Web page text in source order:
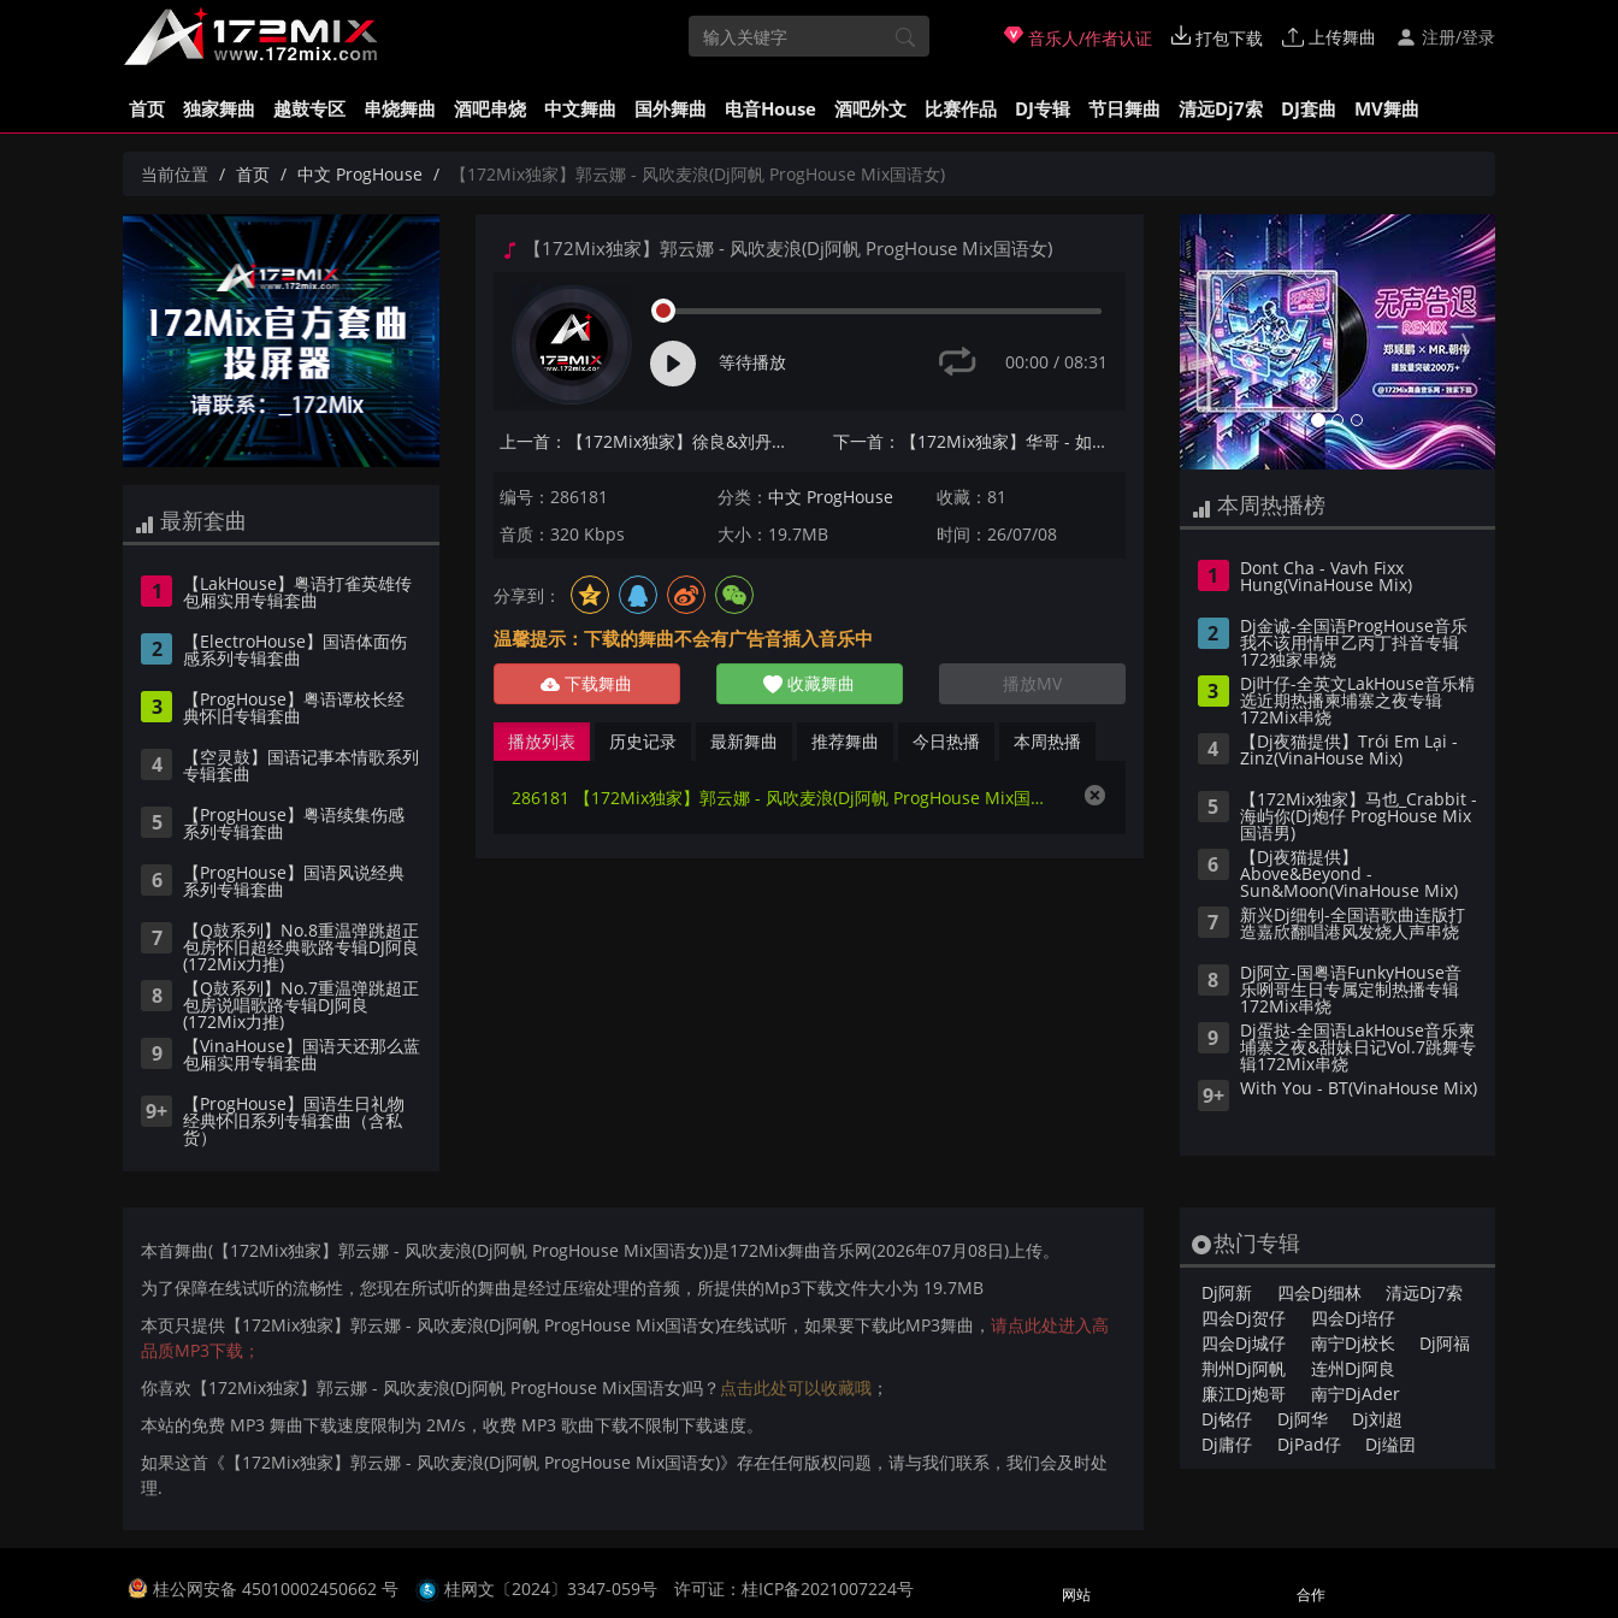
音乐人/作者认证 打包下载 上传舞曲 注册/登录
首页 独家舞曲 越鼓专区 串烧舞曲 酒吧串烧 中文舞曲 国外舞曲 电音House 酒吧外文 比赛作品 DJ专辑 节日舞曲 清远Dj7索 DJ套曲 MV舞曲
当前位置 首页 中文 ProgHouse 【172Mix独家】郭云娜 - 风吹麦浪(Dj阿帆 ProgHouse Mix国语女)
最新套曲
1 【LakHouse】粤语打雀英雄传
包厢实用专辑套曲
2 【ElectroHouse】国语体面伤
感系列专辑套曲
3 【ProgHouse】粤语谭校长经
典怀旧专辑套曲
4 【空灵鼓】国语记事本情歌系列
专辑套曲
5 【ProgHouse】粤语续集伤感
系列专辑套曲
6 【ProgHouse】国语风说经典
系列专辑套曲
7 【Q鼓系列】No.8重温弹跳超正
包房怀旧超经典歌路专辑DJ阿良
(172Mix力推)
8 【Q鼓系列】No.7重温弹跳超正
包房说唱歌路专辑DJ阿良
(172Mix力推)
9 【VinaHouse】国语天还那么蓝
包厢实用专辑套曲
9+ 【ProgHouse】国语生日礼物
经典怀旧系列专辑套曲（含私
货）
【172Mix独家】郭云娜 - 风吹麦浪(Dj阿帆 ProgHouse Mix国语女)
等待播放 00:00 / 08:31
上一首：【172Mix独家】徐良&刘丹萌 - 抽离(Dj炮仔 Electro Mix国语合唱) 下一首：【172Mix独家】华哥 - 如果你是我的传说(Dj阿帆 ProgHouse Mix国语男)
编号：286181 分类：中文 ProgHouse
收藏：81
音质：320 Kbps
大小：19.7MB 时间：26/07/08
分享到：
温馨提示：下载的舞曲不会有广告音插入音乐中
下载舞曲 收藏舞曲 播放MV
播放列表 历史记录 最新舞曲 推荐舞曲 今日热播 本周热播
286181 【172Mix独家】郭云娜 - 风吹麦浪(Dj阿帆 ProgHouse Mix国语女)
Previous Next
本周热播榜
1 Dont Cha - Vavh Fixx
Hung(VinaHouse Mix)
2 Dj金诚-全国语ProgHouse音乐
我不该用情甲乙丙丁抖音专辑
172独家串烧
3 Dj叶仔-全英文LakHouse音乐精
选近期热播柬埔寨之夜专辑
172Mix串烧
4 【Dj夜猫提供】Trói Em Lại -
Zinz(VinaHouse Mix)
5 【172Mix独家】马也_Crabbit -
海屿你(Dj炮仔 ProgHouse Mix
国语男)
6 【Dj夜猫提供】
Above&Beyond -
Sun&Moon(VinaHouse Mix)
7 新兴Dj细钊-全国语歌曲连版打
造嘉欣翻唱港风发烧人声串烧
8 Dj阿立-国粤语FunkyHouse音
乐咧哥生日专属定制热播专辑
172Mix串烧
9 Dj蛋挞-全国语LakHouse音乐柬
埔寨之夜&甜妹日记Vol.7跳舞专
辑172Mix串烧
9+ With You - BT(VinaHouse Mix)
本首舞曲(【172Mix独家】郭云娜 - 风吹麦浪(Dj阿帆 ProgHouse Mix国语女))是172Mix舞曲音乐网(2026年07月08日)上传。
为了保障在线试听的流畅性，您现在所试听的舞曲是经过压缩处理的音频，所提供的Mp3下载文件大小为 19.7MB
本页只提供【172Mix独家】郭云娜 - 风吹麦浪(Dj阿帆 ProgHouse Mix国语女)在线试听，如果要下载此MP3舞曲， 请点此处进入高
品质MP3下载；
你喜欢【172Mix独家】郭云娜 - 风吹麦浪(Dj阿帆 ProgHouse Mix国语女)吗？ 点击此处可以收藏哦 ；
本站的免费 MP3 舞曲下载速度限制为 2M/s，收费 MP3 歌曲下载不限制下载速度。
如果这首《【172Mix独家】郭云娜 - 风吹麦浪(Dj阿帆 ProgHouse Mix国语女)》存在任何版权问题，请与我们联系，我们会及时处
理.
热门专辑
Dj阿新 四会Dj细林
清远Dj7索
四会Dj贺仔
四会Dj培仔
四会Dj城仔
南宁Dj校长
Dj阿福
荆州Dj阿帆
连州Dj阿良
廉江Dj炮哥
南宁DjAder
Dj铭仔
Dj阿华
Dj刘超
Dj庸仔
DjPad仔 Dj缢囝
桂公网安备 45010002450662 号 桂网文〔2024〕3347-059号
许可证：桂ICP备2021007224号
网站 合作